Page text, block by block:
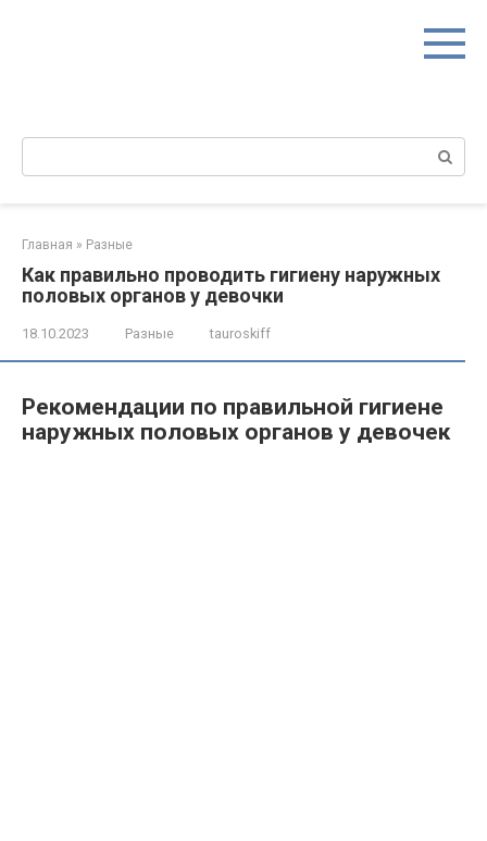
Поиск:
Главная » Разные
Как правильно проводить гигиену наружных
половых органов у девочки
18.10.2023 Разные tauroskiff
Рекомендации по правильной гигиене
наружных половых органов у девочек